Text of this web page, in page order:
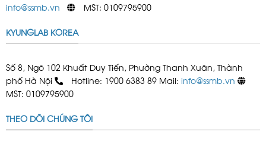
info@ssmb.vn
MST: 0109795900
KYUNGLAB KOREA
Số 8, Ngõ 102 Khuất Duy Tiến, Phường Thanh Xuân, Thành
phố Hà Nội
Hotline: 1900 6383 89 Mail: info@ssmb.vn
MST: 0109795900
THEO DÕI CHÚNG TÔI